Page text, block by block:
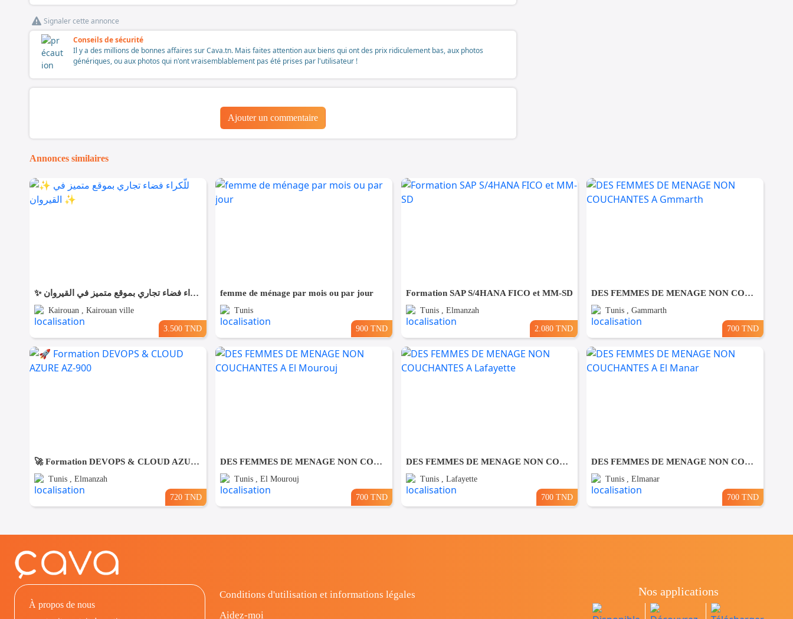
Signaler cette annonce
Conseils de sécurité
Il y a des millions de bonnes affaires sur Cava.tn. Mais faites attention aux biens qui ont des prix ridiculement bas, aux photos
génériques, ou aux photos qui n'ont vraisemblablement pas été prises par l'utilisateur !
Ajouter un commentaire
Annonces similaires
✨ للّكراء فضاء تجاري بموقع متميز في القيروان ✨
Kairouan , Kairouan ville
3.500 TND
femme de ménage par mois ou par jour
Tunis
900 TND
Formation SAP S/4HANA FICO et MM-SD
Tunis , Elmanzah
2.080 TND
DES FEMMES DE MENAGE NON COUCHANTES A Gmmarth
Tunis , Gammarth
700 TND
🚀 Formation DEVOPS & CLOUD AZURE AZ-900
Tunis , Elmanzah
720 TND
DES FEMMES DE MENAGE NON COUCHANTES A El Mourouj
Tunis , El Mourouj
700 TND
DES FEMMES DE MENAGE NON COUCHANTES A Lafayette
Tunis , Lafayette
700 TND
DES FEMMES DE MENAGE NON COUCHANTES A El Manar
Tunis , Elmanar
700 TND
À propos de nous
Conditions d'utilisation et informations légales
Aidez-moi
Nos applications